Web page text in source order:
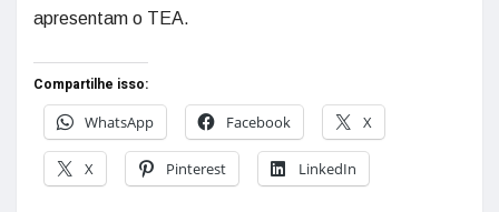
apresentam o TEA.
Compartilhe isso:
WhatsApp
Facebook X
X Pinterest LinkedIn